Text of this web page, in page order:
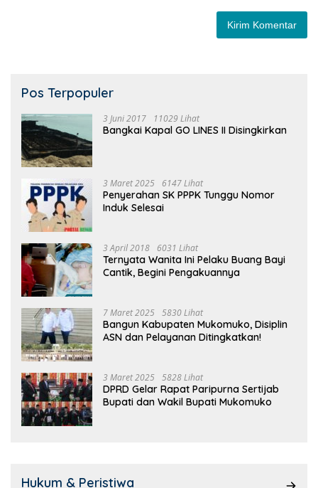
Pos Terpopuler
3 Juni 2017 11029 Lihat
Bangkai Kapal GO LINES II Disingkirkan
3 Maret 2025 6147 Lihat
Penyerahan SK PPPK Tunggu Nomor
Induk Selesai
3 April 2018 6031 Lihat
Ternyata Wanita Ini Pelaku Buang Bayi
Cantik, Begini Pengakuannya
7 Maret 2025 5830 Lihat
Bangun Kabupaten Mukomuko, Disiplin
ASN dan Pelayanan Ditingkatkan!
3 Maret 2025 5828 Lihat
DPRD Gelar Rapat Paripurna Sertijab
Bupati dan Wakil Bupati Mukomuko
Hukum & Peristiwa